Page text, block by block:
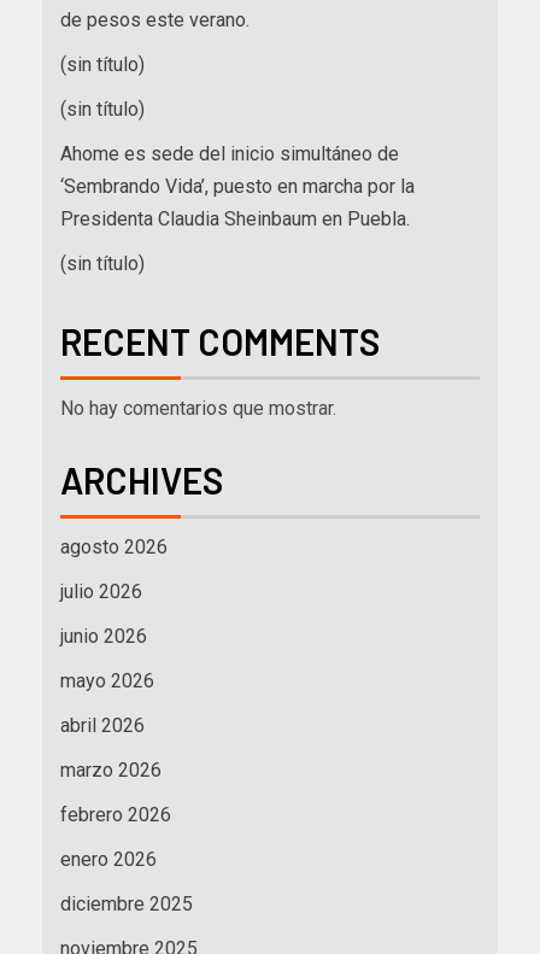
de pesos este verano.
(sin título)
(sin título)
Ahome es sede del inicio simultáneo de
‘Sembrando Vida’, puesto en marcha por la
Presidenta Claudia Sheinbaum en Puebla.
(sin título)
RECENT COMMENTS
No hay comentarios que mostrar.
ARCHIVES
agosto 2026
julio 2026
junio 2026
mayo 2026
abril 2026
marzo 2026
febrero 2026
enero 2026
diciembre 2025
noviembre 2025